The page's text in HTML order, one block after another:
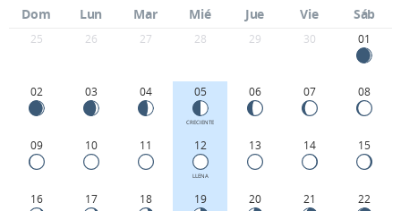
Dom Lun Mar Mié Jue Vie Sáb
25 26 27 28 29 30 01
02 03 04 05
CRECIENTE
06 07 08
09 10 11 12
LLENA
13 14 15
16 17 18 19 20 21 22